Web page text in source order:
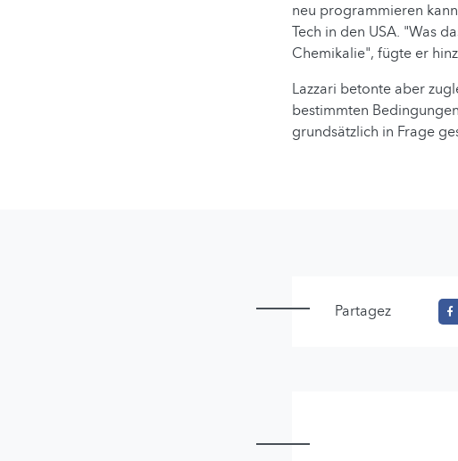
neu programmieren
Tech in den USA. "Was
Chemikalie", fügte er
Lazzari betonte aber
bestimmten
grundsätzlich in Frage
Partagez